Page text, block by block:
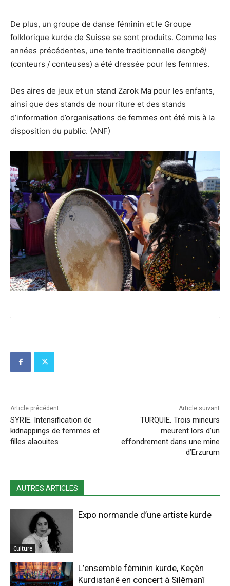
De plus, un groupe de danse féminin et le Groupe
folklorique kurde de Suisse se sont produits. Comme les
années précédentes, une tente traditionnelle dengbêj
(conteurs / conteuses) a été dressée pour les femmes.
Des aires de jeux et un stand Zarok Ma pour les enfants,
ainsi que des stands de nourriture et des stands
d’information d’organisations de femmes ont été mis à la
disposition du public. (ANF)
Article précédent
SYRIE. Intensification de
kidnappings de femmes et
filles alaouites
Article suivant
TURQUIE. Trois mineurs
meurent lors d’un
effondrement dans une mine
d’Erzurum
AUTRES ARTICLES
Culture
Expo normande d’une artiste kurde
L’ensemble féminin kurde, Keçên
Kurdistanê en concert à Silêmanî